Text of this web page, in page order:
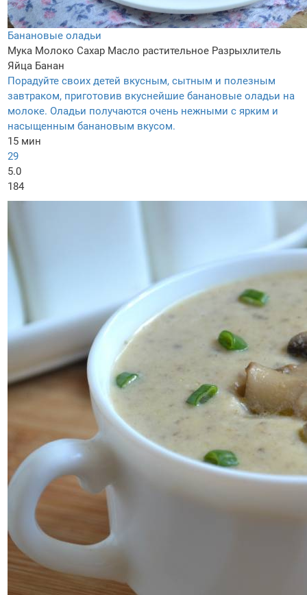
Банановые оладьи
Мука Молоко Сахар Масло растительное Разрыхлитель
Яйца Банан
Порадуйте своих детей вкусным, сытным и полезным
завтраком, приготовив вкуснейшие банановые оладьи на
молоке. Оладьи получаются очень нежными с ярким и
насыщенным банановым вкусом.
15 мин
29
5.0
184